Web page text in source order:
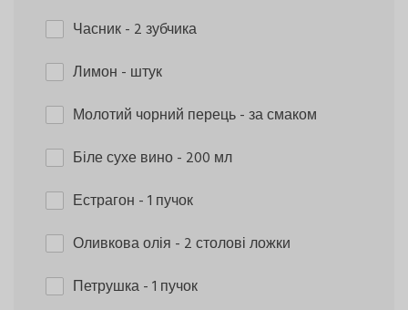
Часник- 2 зубчика
Лимон - штук
Молотий чорний перець- за смаком
Біле сухе вино- 200 мл
Естрагон - 1 пучок
Оливкова олія - 2 столові ложки
Петрушка- 1 пучок